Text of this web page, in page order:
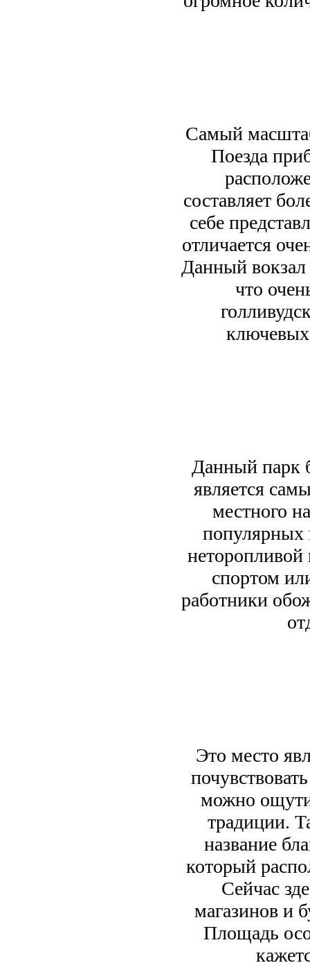
Самый
Поезда
составляет
себе
отличается
Данный вокзал
что
Данный парк
является
местного
популярных
неторопливой
спортом
работники
Это место
можно
традиции.
название
который
Сейчас
магазинов и
Площадь